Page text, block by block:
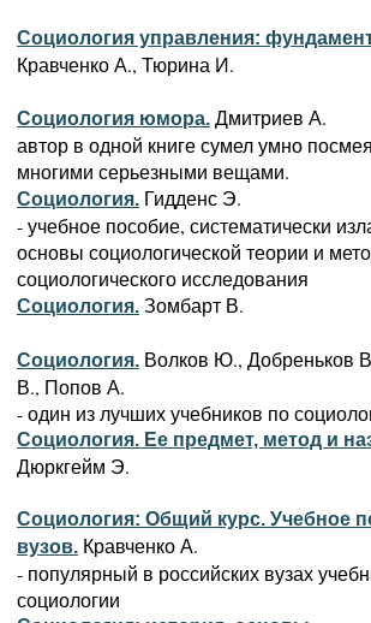
Социология управления:
Кравченко А., Тюрина И.
Социология юмора. Дмитриев А.
автор в одной книге сумел умно
многими серьезными вещами.
Социология. Гидденс Э.
- учебное пособие, систематически
основы социологической теории и
социологического исследования
Социология. Зомбарт В.
Социология. Волков Ю., Добреньков
В., Попов А.
- один из лучших учебников по
Социология. Ее предмет, метод и
Дюркгейм Э.
Социология: Общий курс. Учебное
вузов. Кравченко А.
- популярный в российских вузах
социологии